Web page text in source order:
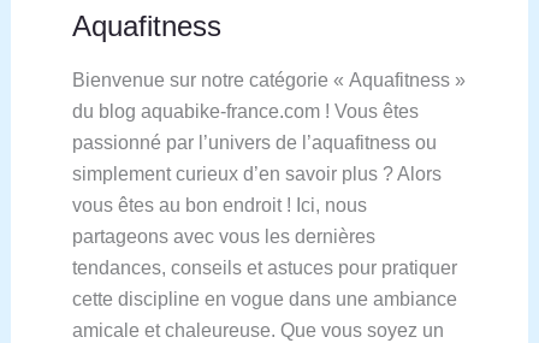
Aquafitness
Bienvenue sur notre catégorie « Aquafitness »
du blog aquabike-france.com ! Vous êtes
passionné par l’univers de l’aquafitness ou
simplement curieux d’en savoir plus ? Alors
vous êtes au bon endroit ! Ici, nous
partageons avec vous les dernières
tendances, conseils et astuces pour pratiquer
cette discipline en vogue dans une ambiance
amicale et chaleureuse. Que vous soyez un